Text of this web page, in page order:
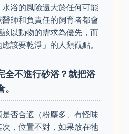
浴的風險遠大於任何可能
師和負責任的飼育者都會
以動物的需求為優先，而
該要乾淨」的人類觀點。
全不進行砂浴？就把浴
否合適（粉塵多、有怪味
，位置不對，如果放在牠